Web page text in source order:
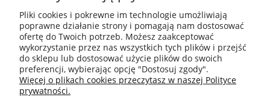
INFORMACJE
PŁATNOŚCI I DOSTAWA
GWARANCJA I ZWROTY
Pliki cookies i pokrewne im technologie umożliwiają
poprawne działanie strony i pomagają nam dostosować
ofertę do Twoich potrzeb. Możesz zaakceptować
wykorzystanie przez nas wszystkich tych plików i przejść
do sklepu lub dostosować użycie plików do swoich
preferencji, wybierając opcję "Dostosuj zgody".
Więcej o plikach cookies przeczytasz w naszej Polityce
prywatności.